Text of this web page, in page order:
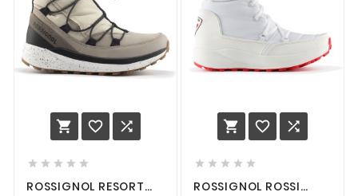
  
    
ROSSIGNOL RESORT
  
    
ROSSIGNOL ROSSI